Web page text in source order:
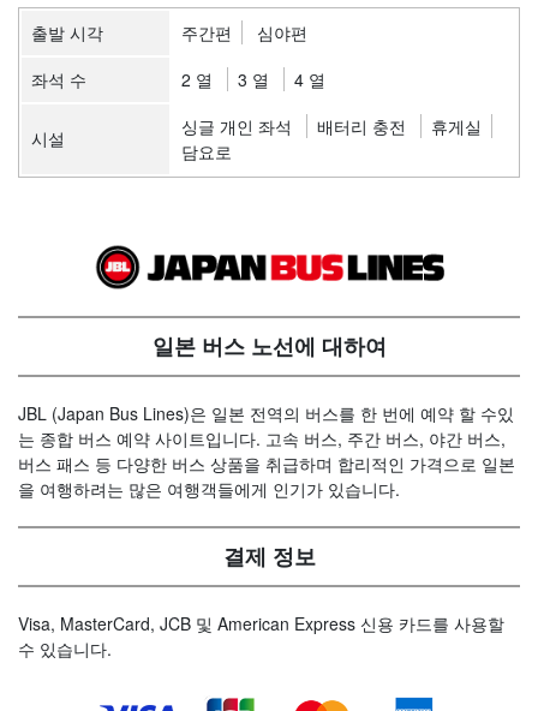
출발 시각 주간편
심야편
좌석 수
2 열 3 열 4 열
시설 싱글 개인 좌석 배터리 충전
휴게실
담요로
일본 버스 노선에 대하여
JBL (Japan Bus Lines)은 일본 전역의 버스를 한 번에 예약 할 수있
는 종합 버스 예약 사이트입니다. 고속 버스, 주간 버스, 야간 버스,
버스 패스 등 다양한 버스 상품을 취급하며 합리적인 가격으로 일본
을 여행하려는 많은 여행객들에게 인기가 있습니다.
결제 정보
Visa, MasterCard, JCB 및 American Express 신용 카드를 사용할
수 있습니다.